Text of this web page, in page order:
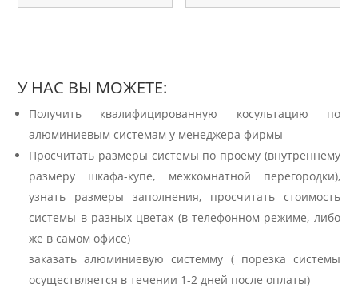
У НАС ВЫ МОЖЕТЕ:
Получить квалифицированную косультацию по
алюминиевым системам у менеджера фирмы
Просчитать размеры системы по проему (внутреннему
размеру шкафа-купе, межкомнатной перегородки),
узнать размеры заполнения, просчитать стоимость
системы в разных цветах (в телефонном режиме, либо
же в самом офисе)
заказать алюминиевую системму ( порезка системы
осуществляется в течении 1-2 дней после оплаты)